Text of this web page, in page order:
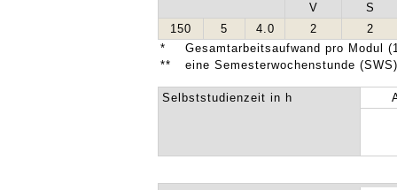
V
S
150
5 4.0 2
2
*
Gesamtarbeitsaufwand pro Modul
**
eine Semesterwochenstunde
Selbststudienzeit in h